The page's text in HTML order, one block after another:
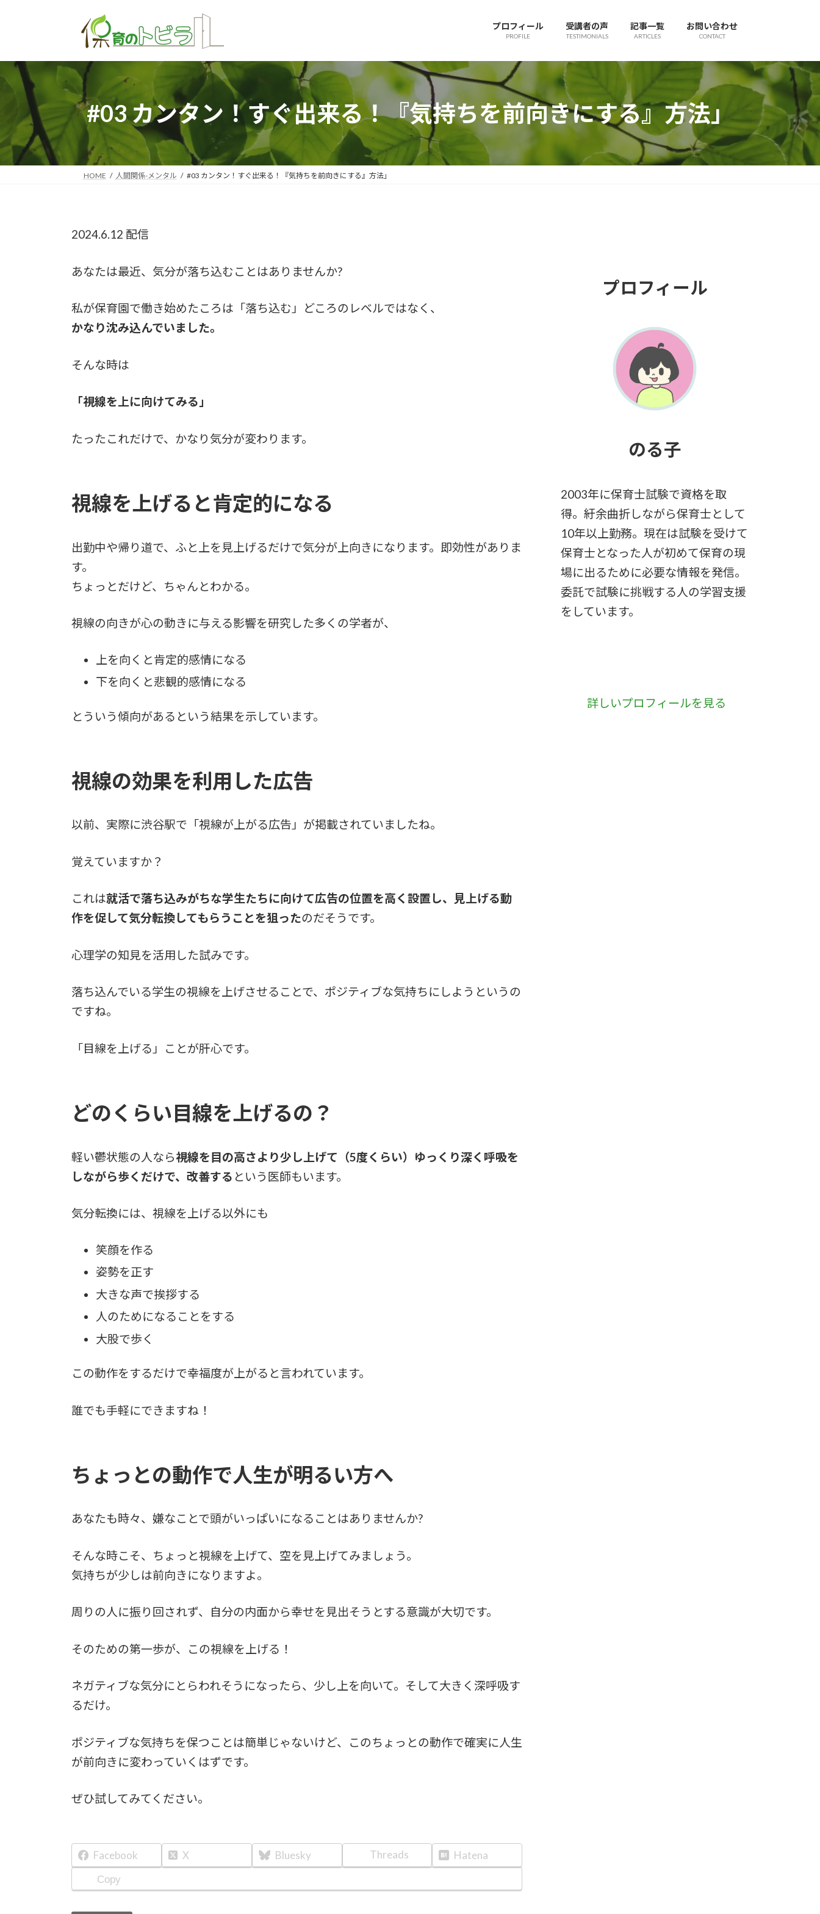
ン
ツ
ッ
ー
シ
移
プロフィール
PROFILE
受講者の声
TESTIMONIALS
記事一覧
ARTICLES
お問い合わせ
CONTACT
#03 カンタン！すぐ出来る！『気持ちを前向きにする』方法」
HOME 人間関係-メンタル #03 カンタン！すぐ出来る！『気持ちを前向きにする』方法」
2024.6.12 配信
あなたは最近、気分が落ち込むことはありませんか?
私が保育園で働き始めたころは「落ち込む」どころのレベルではなく、
かなり沈み込んでいました。
そんな時は
「視線を上に向けてみる」
たったこれだけで、かなり気分が変わります。
視線を上げると肯定的になる
出勤中や帰り道で、ふと上を見上げるだけで気分が上向きになります。即効性がありま
す。
ちょっとだけど、ちゃんとわかる。
視線の向きが心の動きに与える影響を研究した多くの学者が、
上を向くと肯定的感情になる
下を向くと悲観的感情になる
とういう傾向があるという結果を示しています。
視線の効果を利用した広告
以前、実際に渋谷駅で「視線が上がる広告」が掲載されていましたね。
覚えていますか？
これは就活で落ち込みがちな学生たちに向けて広告の位置を高く設置し、見上げる動
作を促して気分転換してもらうことを狙ったのだそうです。
心理学の知見を活用した試みです。
落ち込んでいる学生の視線を上げさせることで、ポジティブな気持ちにしようというの
ですね。
「目線を上げる」ことが肝心です。
どのくらい目線を上げるの？
軽い鬱状態の人なら視線を目の高さより少し上げて（5度くらい）ゆっくり深く呼吸を
しながら歩くだけで、改善する という医師もいます。
気分転換には、視線を上げる以外にも
笑顔を作る
姿勢を正す
大きな声で挨拶する
人のためになることをする
大股で歩く
この動作をするだけで幸福度が上がると言われています。
誰でも手軽にできますね！
ちょっとの動作で人生が明るい方へ
あなたも時々、嫌なことで頭がいっぱいになることはありませんか?
そんな時こそ、ちょっと視線を上げて、空を見上げてみましょう。
気持ちが少しは前向きになりますよ。
周りの人に振り回されず、自分の内面から幸せを見出そうとする意識が大切です。
そのための第一歩が、この視線を上げる！
ネガティブな気分にとらわれそうになったら、少し上を向いて。そして大きく深呼吸す
るだけ。
ポジティブな気持ちを保つことは簡単じゃないけど、このちょっとの動作で確実に人生
が前向きに変わっていくはずです。
ぜひ試してみてください。
Facebook X Bluesky Threads Hatena
Copy
プロフィール
のる子
2003年に保育士試験で資格を取
得。紆余曲折しながら保育士として
10年以上勤務。現在は試験を受けて
保育士となった人が初めて保育の現
場に出るために必要な情報を発信。
委託で試験に挑戦する人の学習支援
をしています。
詳しいプロフィールを見る